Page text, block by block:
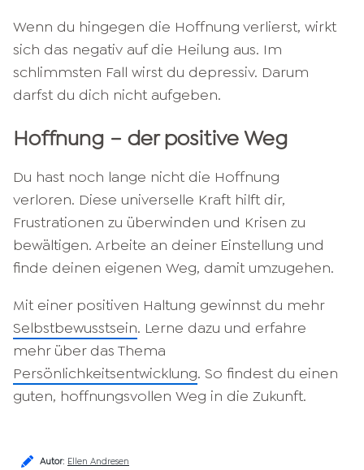
Wenn du hingegen die Hoffnung verlierst, wirkt
sich das negativ auf die Heilung aus. Im
schlimmsten Fall wirst du depressiv. Darum
darfst du dich nicht aufgeben.
Hoffnung – der positive Weg
Du hast noch lange nicht die Hoffnung
verloren. Diese universelle Kraft hilft dir,
Frustrationen zu überwinden und Krisen zu
bewältigen. Arbeite an deiner Einstellung und
finde deinen eigenen Weg, damit umzugehen.
Mit einer positiven Haltung gewinnst du mehr
Selbstbewusstsein. Lerne dazu und erfahre
mehr über das Thema
Persönlichkeitsentwicklung. So findest du einen
guten, hoffnungsvollen Weg in die Zukunft.
Autor: Ellen Andresen